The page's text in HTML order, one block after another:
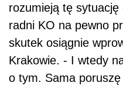
rozumieją tę sytuację
radni KO na pewno
skutek osiągnie
Krakowie. - I wtedy
o tym. Sama